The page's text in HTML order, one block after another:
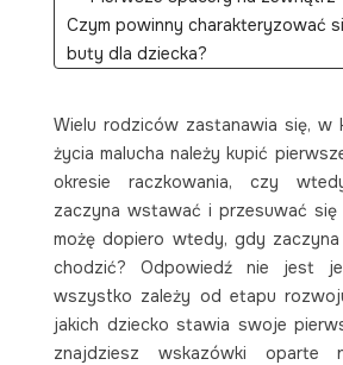
Czym powinny charakteryzować
buty dla dziecka?
Niska waga i łatwe zakładanie
Pierwsze buty – fakty i mity
Rekomendacje specjalistów
Wielu rodziców zastanawia się, w
życia malucha należy kupić
okresie raczkowania, czy
zaczyna wstawać i przesuwać się
możę dopiero wtedy, gdy zaczyna
chodzić? Odpowiedź nie jest
wszystko zależy od etapu
jakich dziecko stawia swoje
znajdziesz wskazówki oparte